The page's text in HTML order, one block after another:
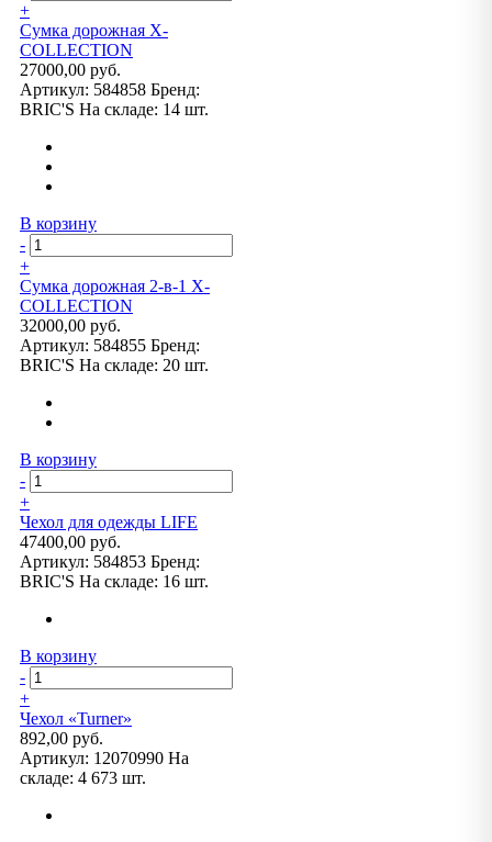
+
Сумка дорожная X-
COLLECTION
27000,00 руб.
Артикул: 584858 Бренд:
BRIC'S На складе: 14 шт.
В корзину
-
+
Сумка дорожная 2-в-1 X-
COLLECTION
32000,00 руб.
Артикул: 584855 Бренд:
BRIC'S На складе: 20 шт.
В корзину
-
+
Чехол для одежды LIFE
47400,00 руб.
Артикул: 584853 Бренд:
BRIC'S На складе: 16 шт.
В корзину
-
+
Чехол «Turner»
892,00 руб.
Артикул: 12070990 На
складе: 4 673 шт.